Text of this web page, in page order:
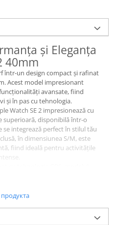
și Eleganța
40mm
într-un design compact și rafinat
Acest model impresionant
avansate, fiind
și în pas cu tehnologia.
Watch SE 2 impresionează cu
superioară, disponibilă într-o
integrează perfect în stilul tău
în dimensiunea S/M, este
fiind ideală pentru activitățile
urmări precis activitățile
a fi nevoie să ai mereu telefonul
Force Touch aduce claritate
sănătatea și